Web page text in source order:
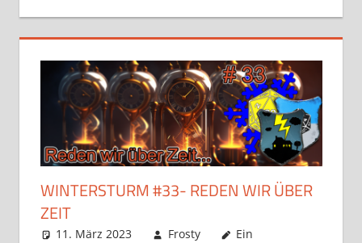
WINTERSTURM #33- REDEN WIR ÜBER
ZEIT
11. März 2023 Frosty
Ein